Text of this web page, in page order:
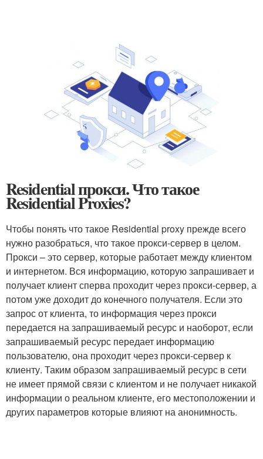
Residential прокси. Что такое
Residential Proxies?
Чтобы понять что такое Residential proxy прежде всего
нужно разобраться, что такое прокси-сервер в целом.
Прокси – это сервер, которые работает между клиентом
и интернетом. Вся информацию, которую запрашивает и
получает клиент сперва проходит через прокси-сервер, а
потом уже доходит до конечного получателя. Если это
запрос от клиента, то информация через прокси
передается на запрашиваемый ресурс и наоборот, если
запрашиваемый ресурс передает информацию
пользователю, она проходит через прокси-сервер к
клиенту. Таким образом запрашиваемый ресурс в сети
не имеет прямой связи с клиентом и не получает никакой
информации о реальном клиенте, его местоположении и
других параметров которые влияют на анонимность.